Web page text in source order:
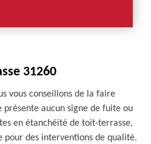
31260
vous conseillons de la faire
aucun signe de fuite ou
en étanchéité de toit-terrasse,
pour des interventions de qualité.